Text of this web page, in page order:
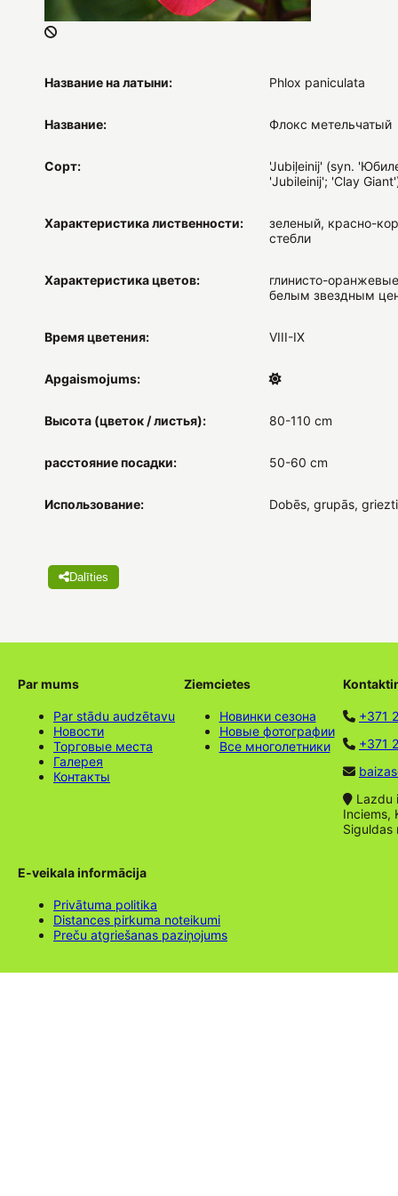
Название на латыни: Phlox paniculata
Название: Флокс метельчатый
Сорт:
'Jubiļeinij' (syn.
'Jubileinij'; 'Clay
Характеристика лиственности:
зеленый, красно-
стебли
Характеристика цветов:
глинисто-
белым звездным
Время цветения: VIII-IX
Apgaismojums:
Высота (цветок / листья): 80-110 cm
расстояние посадки: 50-60 cm
Использование: Dobēs, grupās,
Dalīties
Par mums
Par stādu audzētavu
Новости
Торговые места
Галерея
Контакты
Ziemcietes
Новинки сезона
Новые фотографии
Все многолетники
+371
+371
Lazdu
Inciems,
Siguldas
E-veikala informācija
Privātuma politika
Distances pirkuma noteikumi
Preču atgriešanas paziņojums